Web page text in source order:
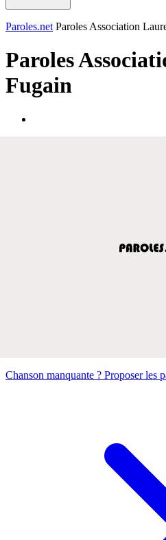
Paroles.net Paroles Association
Paroles
Fugain
Chanson manquante ? Proposer les